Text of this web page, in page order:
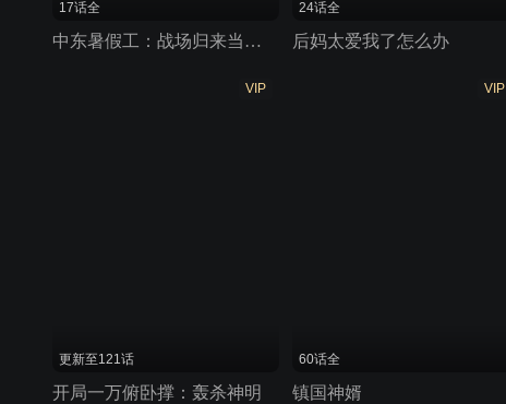
17话全
中东暑假工：战场归来当魔神
24话全
后妈太爱我了怎么办
VIP
更新至121话
开局一万俯卧撑：轰杀神明
VIP
60话全
镇国神婿